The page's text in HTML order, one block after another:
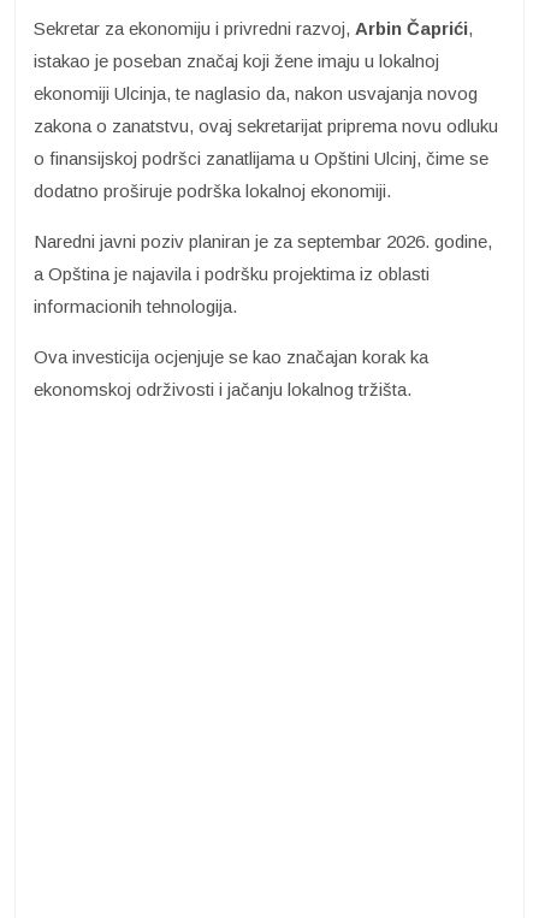
Sekretar za ekonomiju i privredni razvoj, Arbin Čaprići,
istakao je poseban značaj koji žene imaju u lokalnoj
ekonomiji Ulcinja, te naglasio da, nakon usvajanja novog
zakona o zanatstvu, ovaj sekretarijat priprema novu odluku
o finansijskoj podršci zanatlijama u Opštini Ulcinj, čime se
dodatno proširuje podrška lokalnoj ekonomiji.
Naredni javni poziv planiran je za septembar 2026. godine,
a Opština je najavila i podršku projektima iz oblasti
informacionih tehnologija.
Ova investicija ocjenjuje se kao značajan korak ka
ekonomskoj održivosti i jačanju lokalnog tržišta.